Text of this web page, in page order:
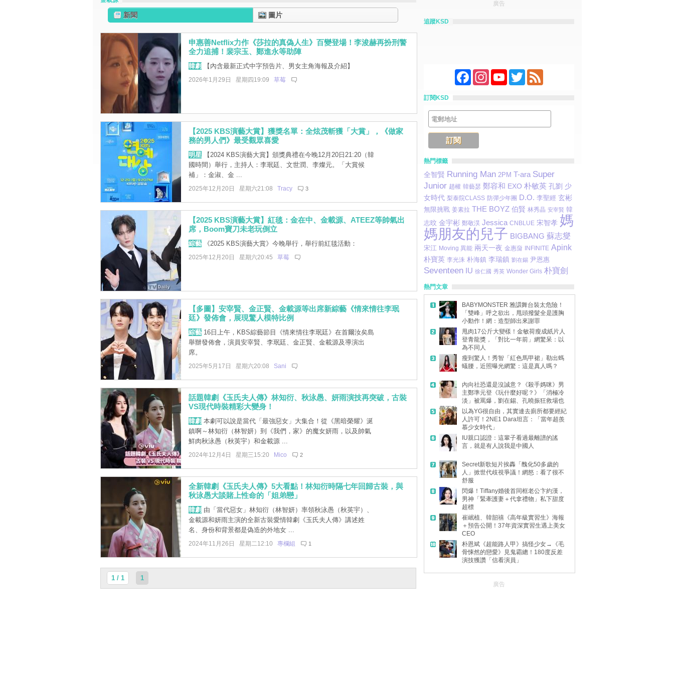
新聞 圖片
申惠善Netflix力作《莎拉的真偽人生》百變登場！李浚赫再扮刑警
全力追捕！裴宗玉、鄭進永等助陣
韓劇 【內含最新正式中字預告片、男女主角海報及介紹】
2026年1月29日 星期四19:09 草莓
【2025 KBS演藝大賞】獲獎名單：全炫茂斬獲「大賞」，《做家
務的男人們》最受觀眾喜愛
明星【2024 KBS演藝大賞】頒獎典禮在今晚12月20日21:20（韓
國時間）舉行，主持人：李珉廷、文世潤、李燦元。「大賞候
補」：金淑、金 ...
2025年12月20日 星期六21:08 Tracy 3
【2025 KBS演藝大賞】紅毯：金在中、金載源、ATEEZ等帥氣出
席，Boom寶刀未老玩倒立
綜藝《2025 KBS演藝大賞》今晚舉行，舉行前紅毯活動：
2025年12月20日 星期六20:45 草莓
【多圖】安宰賢、金正賢、金載源等出席新綜藝《情來情往李珉
廷》發佈會，展現驚人模特比例
綜藝16日上午，KBS綜藝節目《情來情往李珉廷》在首爾汝矣島
舉辦發佈會，演員安宰賢、李珉廷、金正賢、金載源及導演出
席。
2025年5月17日 星期六20:08 Sani
話題韓劇《玉氏夫人傳》林知衍、秋泳愚、妍雨演技再突破，古裝
VS現代時裝精彩大變身！
韓劇 本劇可以說是當代「最強惡女」大集合！從《黑暗榮耀》涎
鎮啊～林知衍（林智妍）到《我們，家》的魔女妍雨，以及帥氣
鮮肉秋泳愚（秋英宇）和金載源 ...
2024年12月4日 星期三15:20 Mico 2
全新韓劇《玉氏夫人傳》5大看點！林知衍時隔七年回歸古裝，與
秋泳愚大談賭上性命的「姐弟戀」
韓劇 由「當代惡女」林知衍（林智妍）率領秋泳愚（秋英宇）、
金載源和妍雨主演的全新古裝愛情韓劇《玉氏夫人傳》講述姓
名、身份和背景都是偽造的外地女 ...
2024年11月26日 星期二12:10 專欄組 1
1 / 1 1
廣告
追蹤KSD
FacebookInstagramYouTubeTwitterFeed
訂閱KSD
熱門標籤
全智賢 Running Man 2PM T-ara Super
Junior 趙權 韓藝瑟 鄭容和 EXO 朴敏英 孔劉 少
女時代 梨泰院CLASS 防彈少年團 D.O. 李聖經 玄彬
無限挑戰 姜素拉 THE BOYZ 伯賢 林秀晶 安宰賢 韓
志旼 金宇彬 鄭敬淏 Jessica CNBLUE 宋智孝 媽
媽朋友的兒子 BIGBANG 蘇志燮
宋江 Moving 異能 兩天一夜 金惠奫 INFINITE Apink
朴寶英 李光洙 朴海鎮 李瑞鎮 劉在錫 尹恩惠
Seventeen IU 徐仁國 秀英 Wonder Girls 朴寶劍
熱門文章
BABYMONSTER 雅譞舞台裝太危險！
「雙峰」呼之欲出，甩頭撥髮全是護胸
小動作！網：造型師出來謝罪
甩肉17公斤大變樣！金敏荷瘦成紙片人
登青龍獎，「對比一年前」網驚呆：以
為不同人
瘦到驚人！秀智「紅色馬甲裙」勒出螞
蟻腰，近照曝光網驚：這是真人嗎？
內向社恐還是沒誠意？《殺手媽咪》男
主鄭準元登《玩什麼好呢？》「消極冷
淡」被罵爆，劉在錫、孔曉振狂救場也
帶不動
以為YG很自由，其實連去廁所都要經紀
人許可！2NE1 Dara坦言：「當年超羨
慕少女時代」
IU親口認證：這輩子看過最離譜的謠
言，就是有人說我是中國人
Secret新歌短片挨轟「醜化50多歲的
人」掀世代歧視爭議！網怒：看了很不
舒服
閃爆！Tiffany婚後首同框老公卞約漢，
男神「緊牽護妻＋代拿禮物」私下甜度
超標
崔岷植、韓韶禧《高年級實習生》海報
＋預告公開！37年資深實習生遇上美女
CEO
朴恩斌《超能路人甲》搞怪少女→《毛
骨悚然的戀愛》見鬼霸總！180度反差
演技獲讚「信看演員」
廣告